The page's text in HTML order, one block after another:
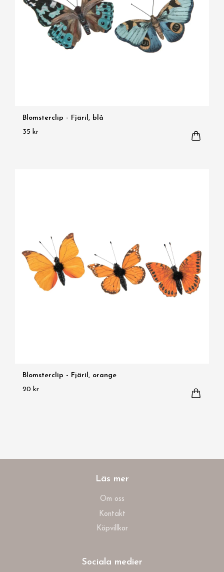
Blomsterclip - Fjäril, blå
35 kr
Blomsterclip - Fjäril, orange
20 kr
Läs mer
Om oss
Kontakt
Köpvillkor
Sociala medier